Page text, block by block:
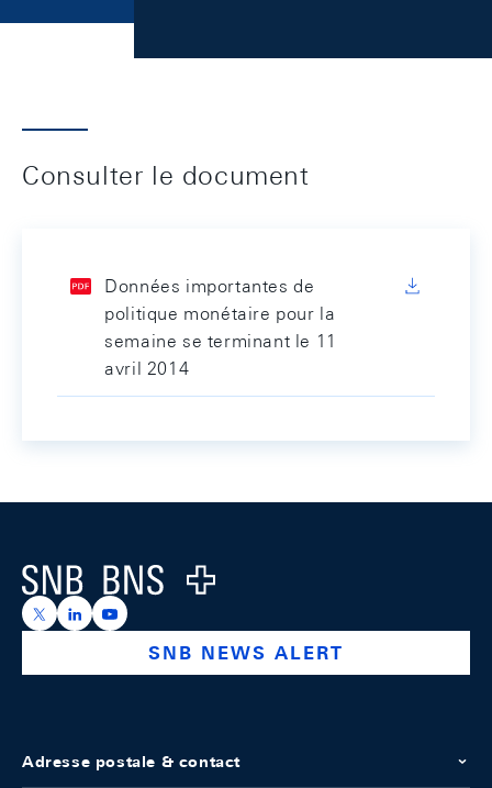
Consulter le document
Données importantes de
politique monétaire pour la
semaine se terminant le 11
avril 2014
Logo
https://x.com/snb_bns
https://ch.linkedin.com/company/swiss-national-
https://www.youtube.com/@swissnationalbank
SNB NEWS ALERT
Adresse postale & contact